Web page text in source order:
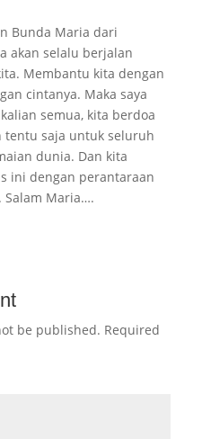
Bunda Maria dari
akan selalu berjalan
Membantu kita dengan
cintanya. Maka saya
semua, kita berdoa
saja untuk seluruh
dunia. Dan kita
ini dengan perantaraan
Salam Maria….
be published. Required